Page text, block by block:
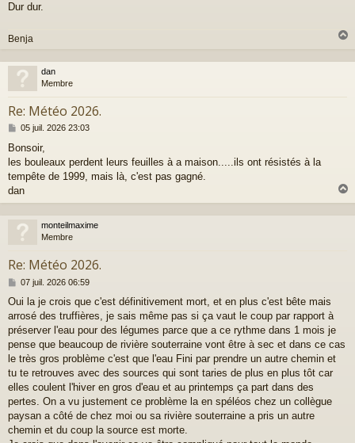
a
Dur dur.
Benja
u
dan
Membre
Re: Météo 2026.
M
s
s
a
g
05 juil. 2026 23:03
Bonsoir,
les bouleaux perdent leurs feuilles à a maison.....ils ont résistés à la
tempête de 1999, mais là, c'est pas gagné.
dan
a
monteilmaxime
Membre
Re: Météo 2026.
M
s
s
a
g
07 juil. 2026 06:59
Oui la je crois que c'est définitivement mort, et en plus c'est bête mais
arrosé des truffières, je sais même pas si ça vaut le coup par rapport à
préserver l'eau pour des légumes parce que a ce rythme dans 1 mois je
pense que beaucoup de rivière souterraine vont être à sec et dans ce cas
le très gros problème c'est que l'eau Fini par prendre un autre chemin et
tu te retrouves avec des sources qui sont taries de plus en plus tôt car
elles coulent l'hiver en gros d'eau et au printemps ça part dans des
pertes. On a vu justement ce problème la en spéléos chez un collègue
paysan a côté de chez moi ou sa rivière souterraine a pris un autre
chemin et du coup la source est morte.